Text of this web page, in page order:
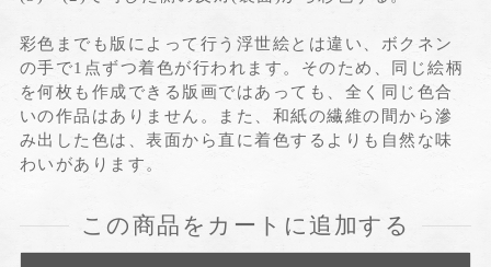
彩色までも版によって行う浮世絵とは違い、ボクネン
の手で1点ずつ着色が行われます。そのため、同じ絵柄
を何枚も作成できる版画ではあっても、全く同じ色合
いの作品はありません。また、和紙の繊維の間から滲
み出した色は、表面から直に着色するよりも自然な味
わいがあります。
この商品をカートに追加する